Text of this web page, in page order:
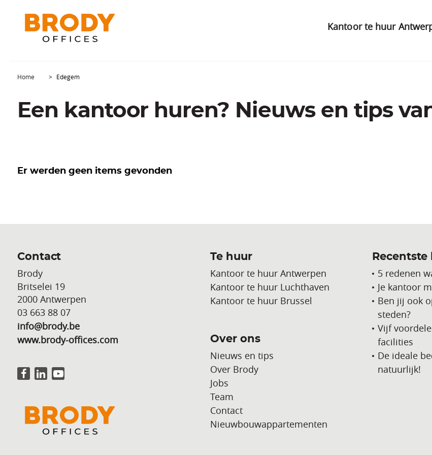
Kantoor te huur
Home Edegem
Een kantoor huren? Nieuws en tips
Er werden geen items gevonden
Contact
Brody
Britselei 19
2000 Antwerpen
03 663 88 07
info@brody.be
www.brody-offices.com
Te huur
Kantoor te huur Antwerpen
Kantoor te huur Luchthaven
Kantoor te huur Brussel
Over ons
Nieuws en tips
Over Brody
Jobs
Team
Contact
Nieuwbouwappartementen
5 redenen
Je kantoor
Ben jij ook
steden?
Vijf
facilities
De ideale
natuurlijk!